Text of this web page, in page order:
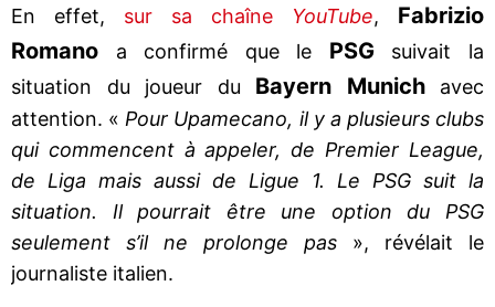
En effet, sur sa chaîne YouTube, Fabrizio
Romano a confirmé que le PSG suivait la
situation du joueur du Bayern Munich
avec
attention. « Pour Upamecano, il y a plusieurs clubs
qui commencent à appeler, de Premier League,
de Liga mais aussi de Ligue 1. Le PSG suit la
situation. Il pourrait être une option du PSG
seulement s’il ne prolonge pas », révélait le
journaliste italien.